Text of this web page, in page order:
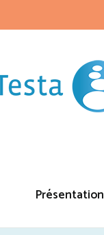
Présentation